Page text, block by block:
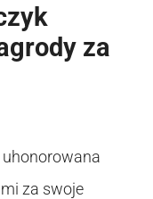
za
uhonorowana
za swoje